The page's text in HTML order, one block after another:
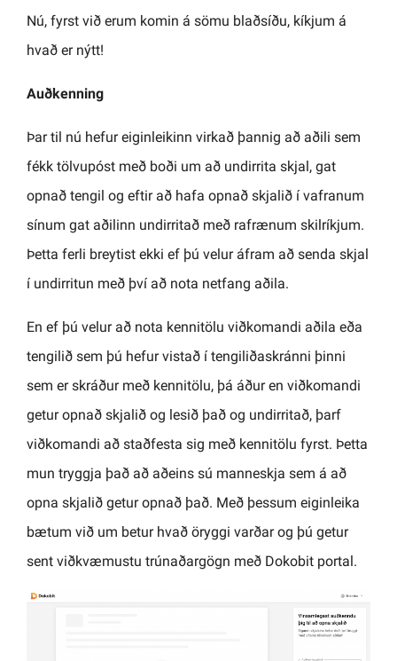
Nú, fyrst við erum komin á sömu blaðsíðu, kíkjum á
hvað er nýtt!
Auðkenning
Þar til nú hefur eiginleikinn virkað þannig að aðili sem
fékk tölvupóst með boði um að undirrita skjal, gat
opnað tengil og eftir að hafa opnað skjalið í vafranum
sínum gat aðilinn undirritað með rafrænum skilríkjum.
Þetta ferli breytist ekki ef þú velur áfram að senda skjal
í undirritun með því að nota netfang aðila.
En ef þú velur að nota kennitölu viðkomandi aðila eða
tengilið sem þú hefur vistað í tengiliðaskránni þinni
sem er skráður með kennitölu, þá áður en viðkomandi
getur opnað skjalið og lesið það og undirritað, þarf
viðkomandi að staðfesta sig með kennitölu fyrst. Þetta
mun tryggja það að aðeins sú manneskja sem á að
opna skjalið getur opnað það. Með þessum eiginleika
bætum við um betur hvað öryggi varðar og þú getur
sent viðkvæmustu trúnaðargögn með Dokobit portal.